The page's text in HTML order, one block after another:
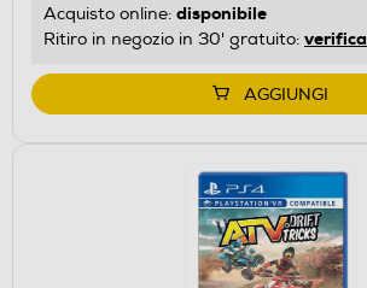
Acquisto online: disponibile
Ritiro in negozio in 30' gratuito: verifica
AGGIUNGI